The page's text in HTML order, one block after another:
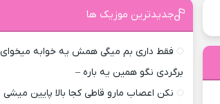
جدیدترین موزیک ها
فقط داری بم میگی همش یه خوابه میخوای
برگردی نگو همین یه باره –
نکن اعصاب مارو قاطی کجا بالا پایین میشی